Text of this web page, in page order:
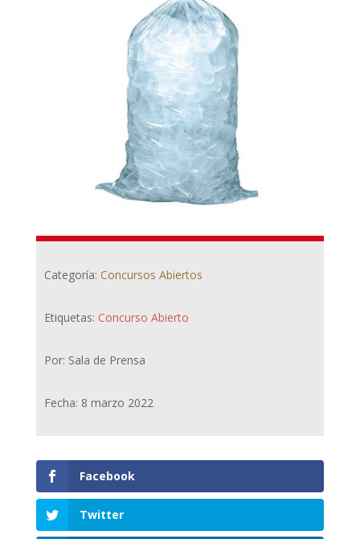
Categoría: Concursos Abiertos
Etiquetas: Concurso Abierto
Por: Sala de Prensa
Fecha: 8 marzo 2022
Facebook
Twitter